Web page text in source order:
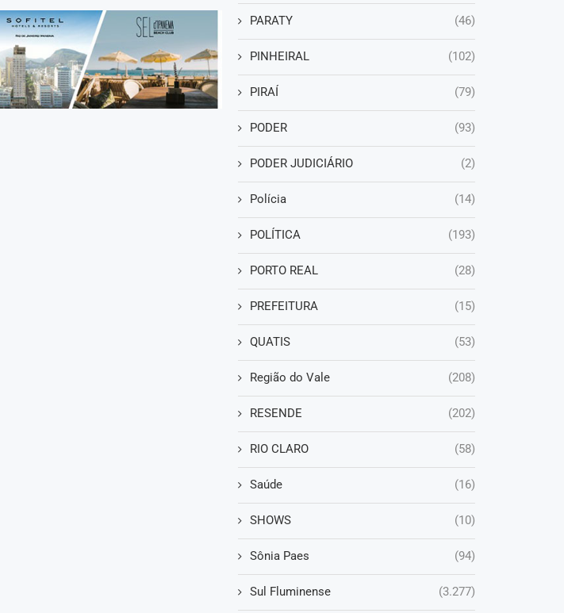
PARATY (46)
PINHEIRAL (102)
PIRAÍ (79)
PODER (93)
PODER JUDICIÁRIO (2)
Polícia (14)
POLÍTICA (193)
PORTO REAL (28)
PREFEITURA (15)
QUATIS (53)
Região do Vale (208)
RESENDE (202)
RIO CLARO (58)
Saúde (16)
SHOWS (10)
Sônia Paes (94)
Sul Fluminense (3.277)